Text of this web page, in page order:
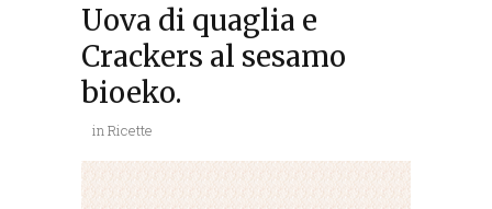
Uova di quaglia e
Crackers al sesamo
bioeko.
inRicette